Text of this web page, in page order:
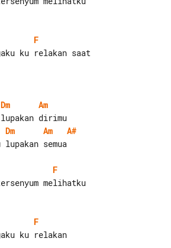
F
Dm
Am
Dm Am
A#
F
F